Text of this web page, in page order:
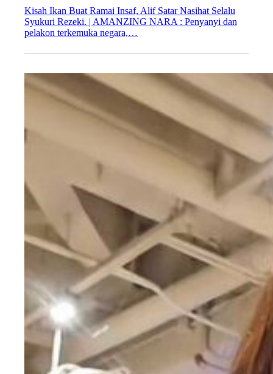
Kisah Ikan Buat Ramai Insaf, Alif Satar Nasihat Selalu
Syukuri Rezeki. | AMANZING NARA : Penyanyi dan
pelakon terkemuka negara,…